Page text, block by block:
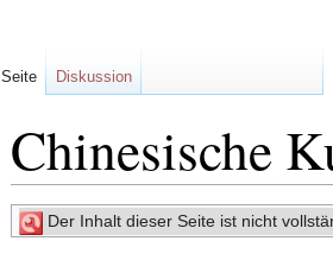
Chinesische
Der Inhalt dieser Seite ist nicht
Seite Diskussion